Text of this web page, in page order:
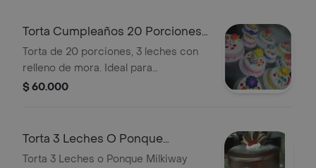
Torta Cumpleaños 20 Porciones
3 Leches
Torta de 20 porciones, 3 leches con
relleno de mora. Ideal para
celebraciones.
$ 60.000
Torta 3 Leches O Ponque
Milkiway.
Torta 3 Leches o Ponque Milkiway